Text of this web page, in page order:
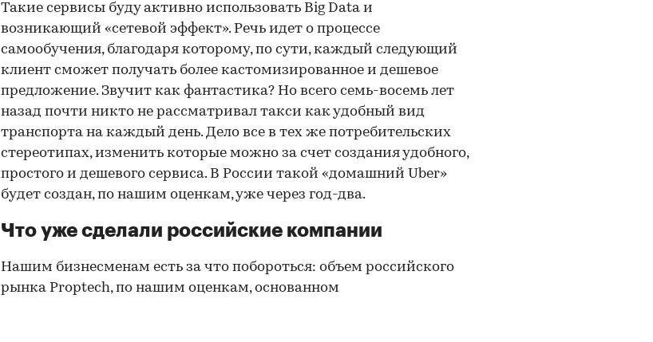
Такие сервисы буду активно использовать Big Data и
возникающий «сетевой эффект». Речь идет о процессе
самообучения, благодаря которому, по сути, каждый следующий
клиент сможет получать более кастомизированное и дешевое
предложение. Звучит как фантастика? Но всего семь-восемь лет
назад почти никто не рассматривал такси как удобный вид
транспорта на каждый день. Дело все в тех же потребительских
стереотипах, изменить которые можно за счет создания удобного,
простого и дешевого сервиса. В России такой «домашний Uber»
будет создан, по нашим оценкам, уже через год-два.
Что уже сделали российские компании
Нашим бизнесменам есть за что побороться: объем российского
рынка Рroptech, по нашим оценкам, основанном